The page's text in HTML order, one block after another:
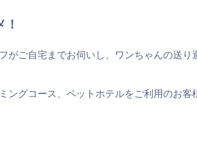
がご自宅までお伺いし、ワンちゃんの送り
ングコース、ペットホテルをご利用のお客